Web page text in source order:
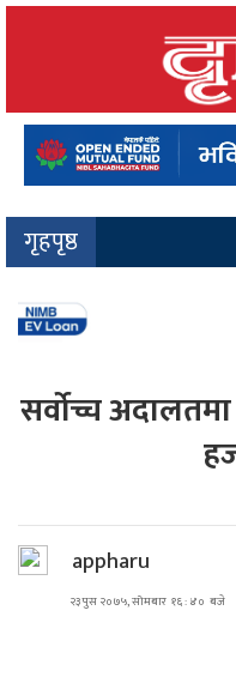
गृहपृष्ठ
सर्वोच्च
appharu
२३ पुस २०७५, सोमबार १६ : ४० बजे